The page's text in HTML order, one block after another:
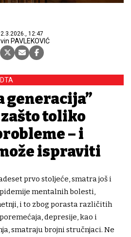
2.3.2026., 12:47
PAVLEKOVIĆ
generacija”
toliko
– i
ispraviti
prvo stoljeće, smatra još i
mentalnih bolesti,
i to zbog porasta različitih
depresije, kao i
smatraju brojni stručnjaci. Ne